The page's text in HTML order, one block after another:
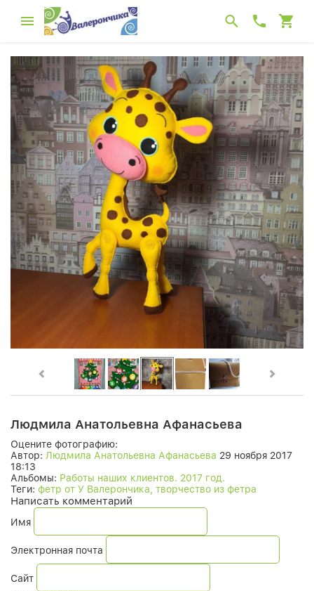
Людмила Анатольевна Афанасьева
Оцените фотографию:
Автор: Людмила Анатольевна Афанасьева 29 ноября 2017
18:13
Альбомы: Работы наших клиентов. 2017 год.
Теги: фетр от У Валерончика, творчество из фетра
Написать комментарий
Имя
Электронная почта
Сайт